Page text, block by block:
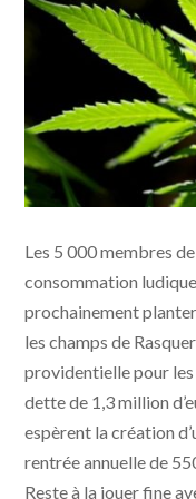
Les 5 000 membres
consommation
prochainement
les champs de
providentielle pour
dette de 1,3 million
espèrent la création
rentrée annuelle de
Reste à la jouer fine